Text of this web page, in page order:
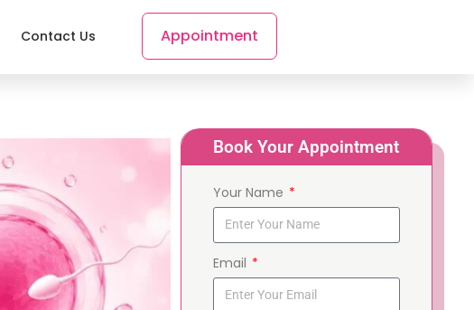
Contact Us Appointment
Book Your Appointment
Your Name
Email